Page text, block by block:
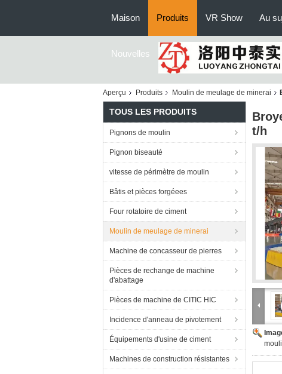
Maison Produits VR Show Au
Nouvelles
Aperçu Produits Moulin de meulage de minerai
TOUS LES PRODUITS
Pignons de moulin
Pignon biseauté
vitesse de périmètre de moulin
Bâtis et pièces forgéees
Four rotatoire de ciment
Moulin de meulage de minerai
Machine de concasseur de pierres
Pièces de rechange de machine
d'abattage
Pièces de machine de CITIC HIC
Incidence d'anneau de pivotement
Équipements d'usine de ciment
Machines de construction résistantes
t/h